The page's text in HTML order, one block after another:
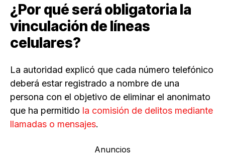
¿Por qué será obligatoria la
vinculación de líneas
celulares?
La autoridad explicó que cada número telefónico
deberá estar registrado a nombre de una
persona con el objetivo de eliminar el anonimato
que ha permitido la comisión de delitos mediante
llamadas o mensajes.
Anuncios